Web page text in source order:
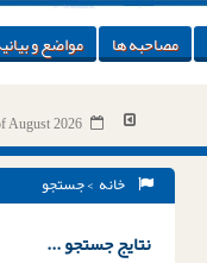
مصاحبه ها مواضع و
August 2026
خانه > جستجو
نتایج جستجو ...